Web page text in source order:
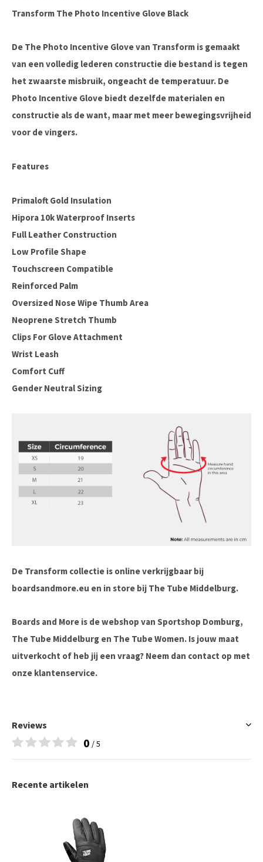
Transform The Photo Incentive Glove Black
De The Photo Incentive Glove van Transform is gemaakt
van een volledig lederen constructie die bestand is tegen
het zwaarste misbruik, ongeacht de temperatuur. De
Photo Incentive Glove biedt dezelfde materialen en
constructie als de want, maar met meer bewegingsvrijheid
voor de vingers.
Features
Primaloft Gold Insulation
Hipora 10k Waterproof Inserts
Full Leather Construction
Low Profile Shape
Touchscreen Compatible
Reinforced Palm
Oversized Nose Wipe Thumb Area
Neoprene Stretch Thumb
Clips For Glove Attachment
Wrist Leash
Comfort Cuff
Gender Neutral Sizing
De Transform collectie is online verkrijgbaar bij
boardsandmore.eu en in store bij The Tube Middelburg.
Boards and More is de webshop van Sportshop Domburg,
The Tube Middelburg en The Tube Women. Is jouw maat
uitverkocht of heb jij een vraag? Neem dan contact op met
onze klantenservice.
Reviews
0 / 5
Recente artikelen